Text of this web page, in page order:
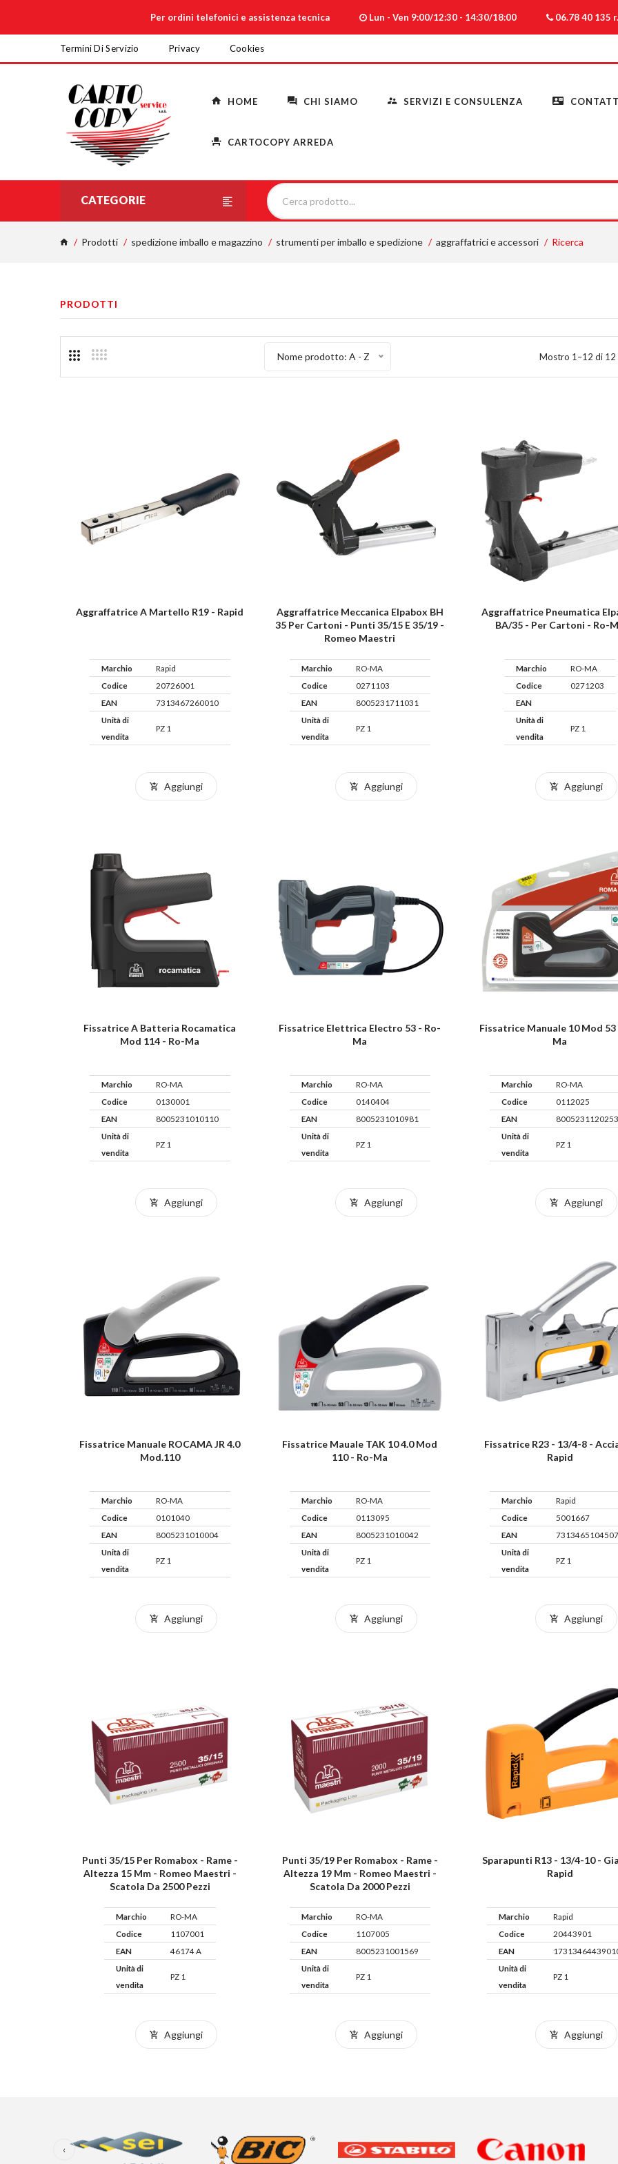
Per ordini telefonici e assistenza tecnica Lun - Ven 9:00/12:30 - 14:30/18:00 06.78 40 135
Termini Di Servizio Privacy Cookies
HOME CHI SIAMO SERVIZI E CONSULENZA
CARTOCOPY ARREDA
CATEGORIE
Prodotti spedizione imballo e magazzino strumenti per imballo e spedizione aggraffatrici e accessori Ricerca
PRODOTTI
Nome prodotto: A - Z Mostro 1–12 di
Aggraffatrice A Martello R19 - Rapid
Marchio
Rapid
Codice
20726001
EAN
7313467260010
Unità di
vendita
PZ 1
Aggiungi
Aggraffatrice Meccanica Elpabox BH
35 Per Cartoni - Punti 35/15 E 35/19 -
Romeo Maestri
Marchio
RO-MA
Codice
0271103
EAN
8005231711031
Unità di
vendita
PZ 1
Aggiungi
Aggraffatrice Pneumatica
BA/35 - Per Cartoni - Ro-
Marchio
RO-MA
Codice
0271203
EAN
Unità di
vendita
PZ 1
Aggiungi
Fissatrice A Batteria Rocamatica
Mod 114 - Ro-Ma
Marchio
RO-MA
Codice
0130001
EAN
8005231010110
Unità di
vendita
PZ 1
Aggiungi
Fissatrice Elettrica Electro 53 - Ro-
Ma
Marchio
RO-MA
Codice
0140404
EAN
8005231010981
Unità di
vendita
PZ 1
Aggiungi
Fissatrice Manuale 10 Mod 53
Ma
Marchio
RO-MA
Codice
0112025
EAN
8005231120253
Unità di
vendita
PZ 1
Aggiungi
Fissatrice Manuale ROCAMA JR 4.0
Mod.110
Marchio
RO-MA
Codice
0101040
EAN
8005231010004
Unità di
vendita
PZ 1
Aggiungi
Fissatrice Mauale TAK 10 4.0 Mod
110 - Ro-Ma
Marchio
RO-MA
Codice
0113095
EAN
8005231010042
Unità di
vendita
PZ 1
Aggiungi
Fissatrice R23 - 13/4-8 -
Rapid
Marchio
Rapid
Codice
5001667
EAN
7313465104507
Unità di
vendita
PZ 1
Aggiungi
Punti 35/15 Per Romabox - Rame -
Altezza 15 Mm - Romeo Maestri -
Scatola Da 2500 Pezzi
Marchio
RO-MA
Codice
1107001
EAN
46174 A
Unità di
vendita
PZ 1
Aggiungi
Punti 35/19 Per Romabox - Rame -
Altezza 19 Mm - Romeo Maestri -
Scatola Da 2000 Pezzi
Marchio
RO-MA
Codice
1107005
EAN
8005231001569
Unità di
vendita
PZ 1
Aggiungi
Sparapunti R13 - 13/4-10 -
Rapid
Marchio
Rapid
Codice
20443901
EAN
Unità di
vendita
PZ 1
Aggiungi
‹